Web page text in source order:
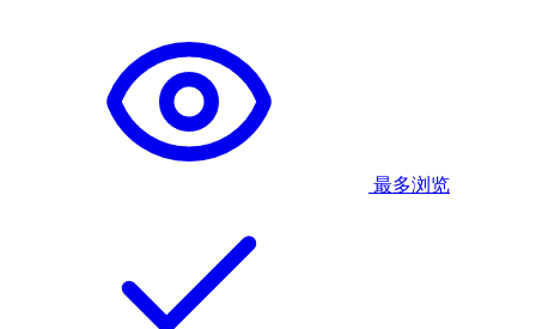
最多浏览